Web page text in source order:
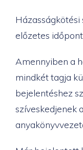
előzetes
Amennyiben a
mindkét tagja
bejelentéshez
szíveskedjenek